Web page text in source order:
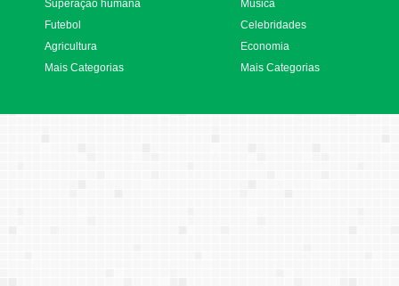
Superação humana
Futebol
Agricultura
Mais Categorias
Música
Celebridades
Economia
Mais Categorias